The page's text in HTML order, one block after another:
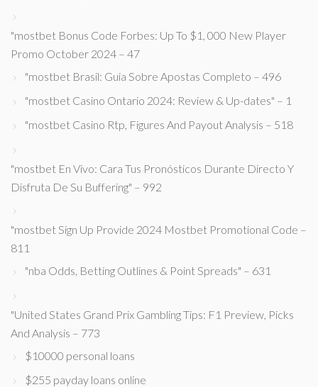
"mostbet Bonus Code Forbes: Up To $1, 000 New Player
Promo October 2024 – 47
"mostbet Brasil: Guia Sobre Apostas Completo – 496
"mostbet Casino Ontario 2024: Review & Up-dates" – 1
"mostbet Casino Rtp, Figures And Payout Analysis – 518
"mostbet En Vivo: Cara Tus Pronósticos Durante Directo Y
Disfruta De Su Buffering" – 992
"mostbet Sign Up Provide 2024 Mostbet Promotional Code –
811
"nba Odds, Betting Outlines & Point Spreads" – 631
"United States Grand Prix Gambling Tips: F1 Preview, Picks
And Analysis – 773
$10000 personal loans
$255 payday loans online